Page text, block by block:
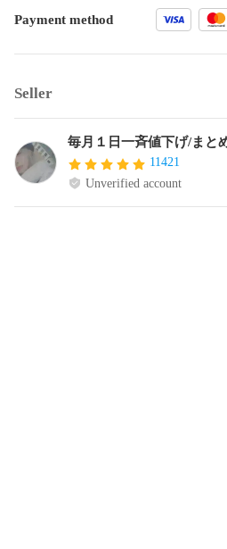
Payment method
Seller
毎月１日一斉値下げ/まと
11421
Unverified account